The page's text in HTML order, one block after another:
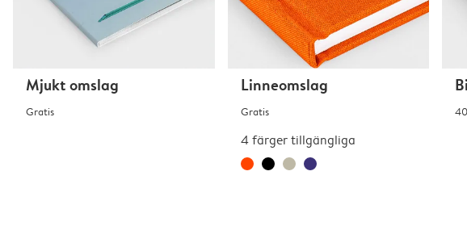
Mjukt omslag
Gratis
Linneomslag
Gratis
4 färger tillgängliga